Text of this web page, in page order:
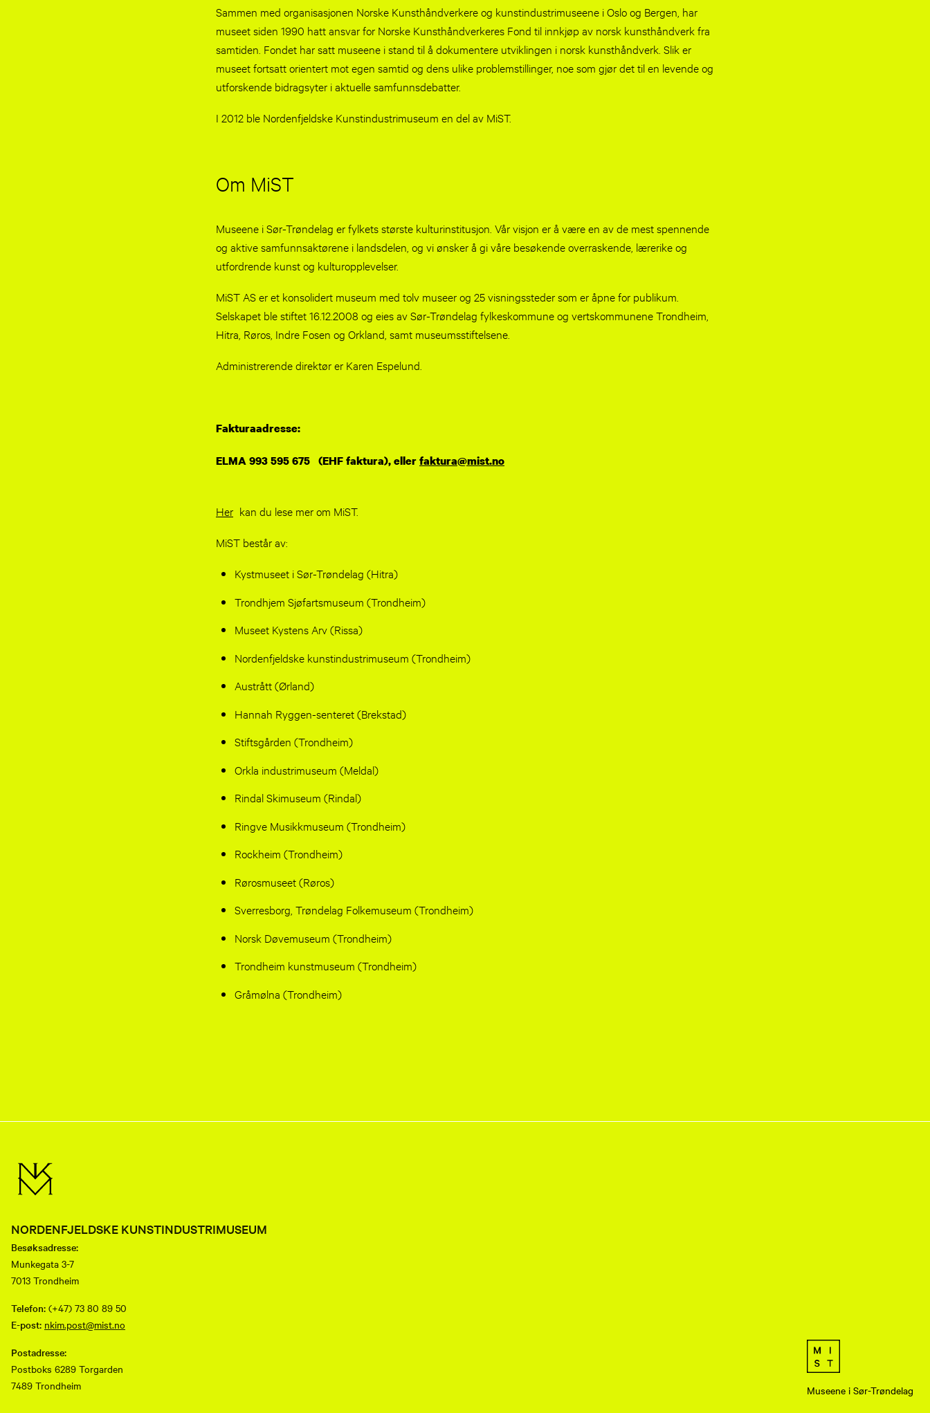
Sammen med organisasjonen Norske Kunsthåndverkere og kunstindustrimuseene i Oslo og Bergen, har
museet siden 1990 hatt ansvar for Norske Kunsthåndverkeres Fond til innkjøp av norsk kunsthåndverk fra
samtiden. Fondet har satt museene i stand til å dokumentere utviklingen i norsk kunsthåndverk. Slik er
museet fortsatt orientert mot egen samtid og dens ulike problemstillinger, noe som gjør det til en levende og
utforskende bidragsyter i aktuelle samfunnsdebatter.
I 2012 ble Nordenfjeldske Kunstindustrimuseum en del av MiST.
Om MiST
Museene i Sør-Trøndelag er fylkets største kulturinstitusjon. Vår visjon er å være en av de mest spennende
og aktive samfunnsaktørene i landsdelen, og vi ønsker å gi våre besøkende overraskende, lærerike og
utfordrende kunst og kulturopplevelser.
MiST AS er et konsolidert museum med tolv museer og 25 visningssteder som er åpne for publikum.
Selskapet ble stiftet 16.12.2008 og eies av Sør-Trøndelag fylkeskommune og vertskommunene Trondheim,
Hitra, Røros, Indre Fosen og Orkland, samt museumsstiftelsene.
Administrerende direktør er Karen Espelund.
Fakturaadresse:
ELMA 993 595 675 (EHF faktura), ellerfaktura@mist.no
Her kan du lese mer om MiST.
MiST består av:
Kystmuseet i Sør-Trøndelag (Hitra)
Trondhjem Sjøfartsmuseum (Trondheim)
Museet Kystens Arv (Rissa)
Nordenfjeldske kunstindustrimuseum (Trondheim)
Austrått (Ørland)
Hannah Ryggen-senteret (Brekstad)
Stiftsgården (Trondheim)
Orkla industrimuseum (Meldal)
Rindal Skimuseum (Rindal)
Ringve Musikkmuseum (Trondheim)
Rockheim (Trondheim)
Rørosmuseet (Røros)
Sverresborg, Trøndelag Folkemuseum (Trondheim)
Norsk Døvemuseum (Trondheim)
Trondheim kunstmuseum (Trondheim)
Gråmølna (Trondheim)
NORDENFJELDSKE KUNSTINDUSTRIMUSEUM
Besøksadresse:
Munkegata 3-7
7013 Trondheim
Telefon: (+47) 73 80 89 50
E-post: nkim.post@mist.no
Postadresse:
Postboks 6289 Torgarden
7489 Trondheim
Museene i Sør-Trøndelag